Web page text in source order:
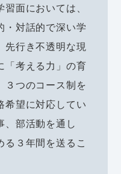
面においては、
・対話的で深い学
先行き不透明な現
「考える力」の育
３つのコース制を
希望に対応してい
、部活動を通し
る３年間を送るこ